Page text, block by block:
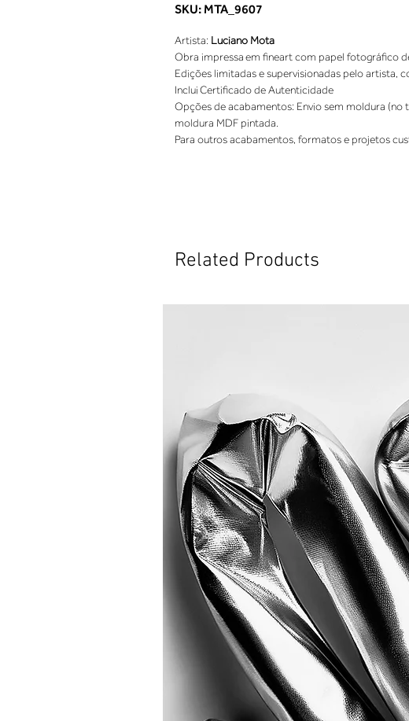
SKU: MTA_9607
Artista: Luciano Mota
Obra impressa em fineart com papel fotográfico
Edições limitadas e supervisionadas pelo artista,
Inclui Certificado de Autenticidade
Opções de acabamentos: Envio sem moldura
moldura MDF pintada.
Para outros acabamentos, formatos e projetos
Related Products